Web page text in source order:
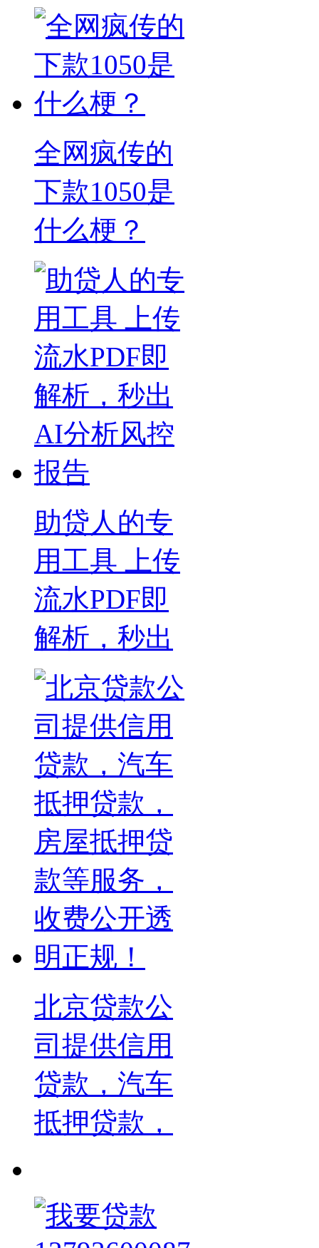
全网疯传的
下款1050是
什么梗？
助贷人的专
用工具 上传
流水PDF即
解析，秒出
北京贷款公
司提供信用
贷款，汽车
抵押贷款，